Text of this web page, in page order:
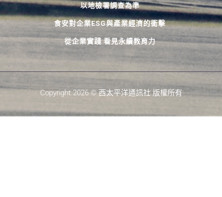
以地檢署調查為準
食安對企業ESG與產業經濟的衝擊
從企業實踐 看見永續教育力
Copyright 2026 © 西太平洋通訊社 版權所有